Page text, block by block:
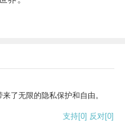
了无限的隐私保护和自由。
支持[0] 反对[0]